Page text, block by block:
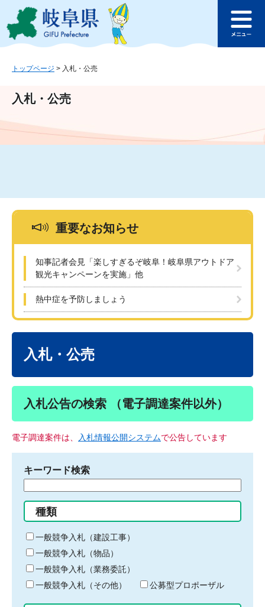
ジ
ュ
文
このページの本文へ
ュ
トップページ > 入札・公売
入札・公売
重要なお知らせ
知事記者会見「楽しすぎるぞ岐阜！岐阜県アウトドア
観光キャンペーンを実施」他
熱中症を予防しましょう
入札・公売
入札公告の検索 （電子調達案件以外）
電子調達案件は、 入札情報公開システムで公告しています
キーワード検索
る
キ
ー
ワ
ー
ド
種類
一般競争入札（建設工事）
一般競争入札（物品）
一般競争入札（業務委託）
一般競争入札（その他）
公募型プロポーザル